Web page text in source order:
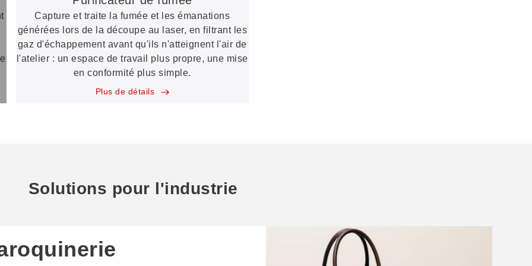
Capture et traite la fumée et les émanations
générées lors de la découpe au laser, en filtrant les
gaz d'échappement avant qu'ils n'atteignent l'air de
l'atelier : un espace de travail plus propre, une mise
en conformité plus simple.
Plus de détails
Solutions pour l'industrie
de l'intérieur
de l'artisanat et
du meuble